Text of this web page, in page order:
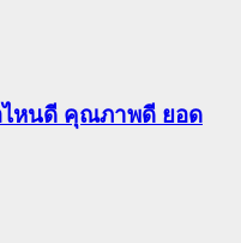
ไหนดี คุณภาพดี ยอด